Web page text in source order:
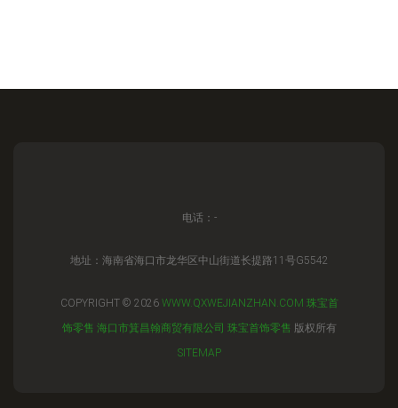
电话：-
地址：海南省海口市龙华区中山街道长提路11号G5542
COPYRIGHT © 2026 WWW.QXWEJIANZHAN.COM 珠宝首
饰零售 海口市箕昌翰商贸有限公司 珠宝首饰零售 版权所有
SITEMAP